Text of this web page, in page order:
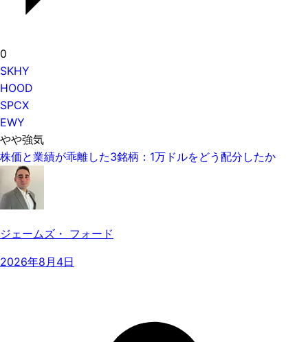
0
SKHY
HOOD
SPCX
EWY
やや強気
株価と業績が乖離した3銘柄：1万ドルをどう配分したか
ジェームズ・ フォード
2026年8月4日